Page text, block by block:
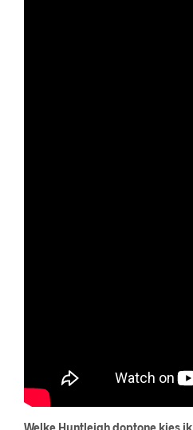
Welke Huntleigh doptone kies ik